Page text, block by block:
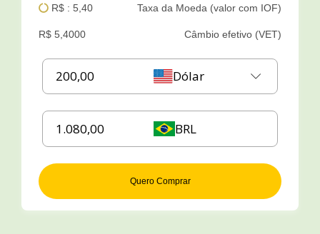
R$ : 5,40 Taxa da Moeda (valor com IOF)
R$ 5,4000 Câmbio efetivo (VET)
Dólar
BRL
Quero Comprar